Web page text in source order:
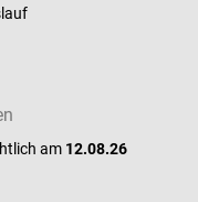
am 12.08.26